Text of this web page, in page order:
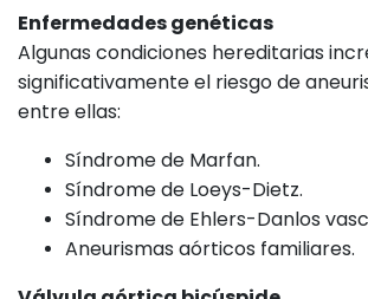
Enfermedades genéticas
Algunas condiciones hereditarias
significativamente el riesgo de
entre ellas:
Síndrome de Marfan.
Síndrome de Loeys-Dietz.
Síndrome de Ehlers-Danlos
Aneurismas aórticos familiares.